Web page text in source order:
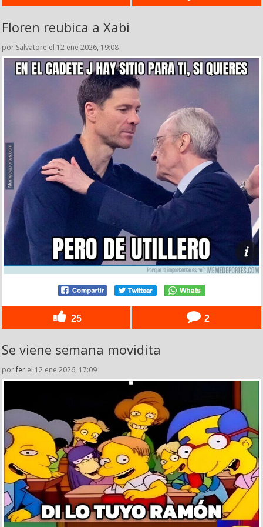
Floren reubica a Xabi
por Salvatore el 12 ene 2026, 19:08
25 2
Se viene semana movidita
porfer el 12 ene 2026, 17:09